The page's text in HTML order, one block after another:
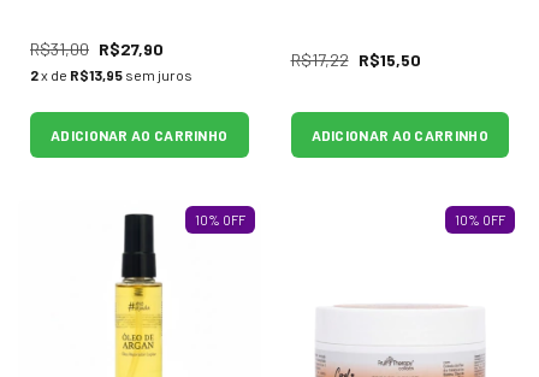
R$31,00 R$27,90
2x de R$13,95 sem juros
ADICIONAR AO CARRINHO
R$17,22 R$15,50
ADICIONAR AO CARRINHO
10% OFF 10% OFF